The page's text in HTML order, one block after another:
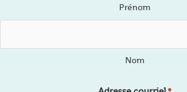
Prénom
Nom